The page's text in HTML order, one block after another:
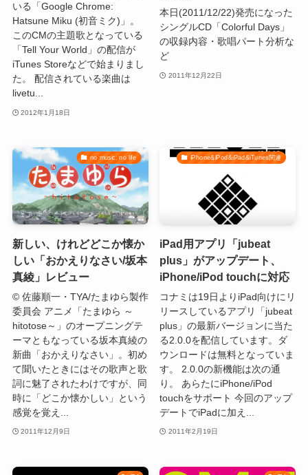
いる「Google Chrome:
Hatsune Miku (初音ミク)」。
このCMの主題歌となっている
「Tell Your World」の配信が
iTunes Storeなどで始まりまし
た。 配信されている楽曲は
livetu...
2012年1月18日
本日(2011/12/22)発売になった
シングルCD「Colorful Days」
の収録内容・歌唱パート分析な
ど
2011年12月22日
no music, no life
新しい、けれどどこか懐か
しい「おかえりなさい/坂本
真綾」レビュー
© 佐藤順一・TYA/たまゆら製作
委員会 アニメ「たまゆら ～
hitotose～」のオープニングテ
ーマともなっている坂本真綾の
新曲「おかえりなさい」。初め
て聞いたときにはその歌声と歌
詞に魅了されたわけですが、同
時に「どこか懐かしい」という
感覚を覚え...
2011年12月9日
iPhone&iPod&iPad&iTunes関連
iPad用アプリ「jubeat
plus」がアップデート、
iPhone/iPod touchに対応
コナミは19日よりiPad向けにリ
リースしているアプリ「jubeat
plus」の最新バージョンに当た
る2.0.0を配信しています。ダ
ウンロードは無料となっていま
す。 2.0.0の新機能は次の通
り。 あらたにiPhone/iPod
touchをサポート 今回のアップ
デートでiPadに加え...
2011年2月19日